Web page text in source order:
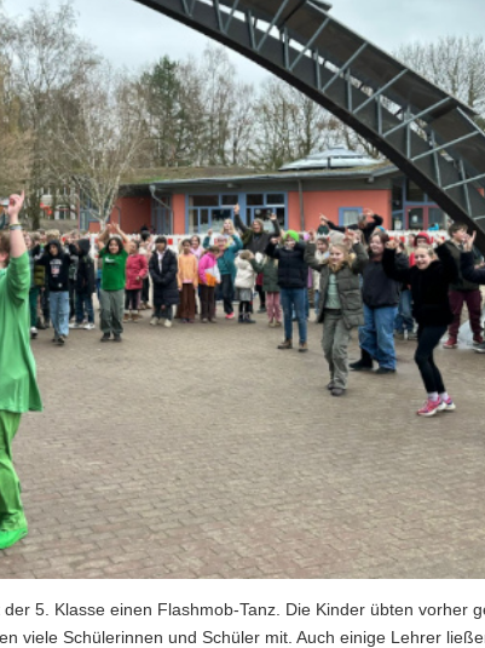
5. Klasse einen Flashmob-Tanz. Die Kinder übten vorher
viele Schülerinnen und Schüler mit. Auch einige Lehrer